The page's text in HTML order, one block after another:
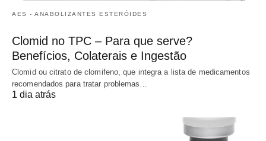
AES - ANABOLIZANTES ESTERÓIDES
Clomid no TPC – Para que serve?
Benefícios, Colaterais e Ingestão
Clomid ou citrato de clomifeno, que integra a lista de medicamentos
recomendados para tratar problemas…
1 dia atrás